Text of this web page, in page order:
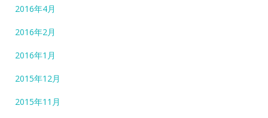
2016年4月
2016年2月
2016年1月
2015年12月
2015年11月